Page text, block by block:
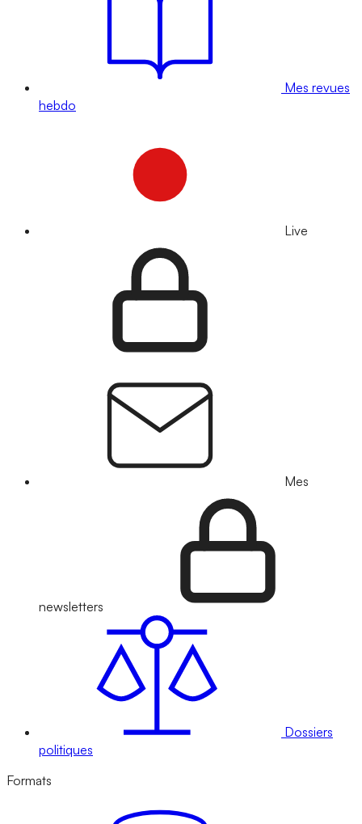
Mes revues
hebdo
Live
Mes
newsletters
Dossiers
politiques
Formats